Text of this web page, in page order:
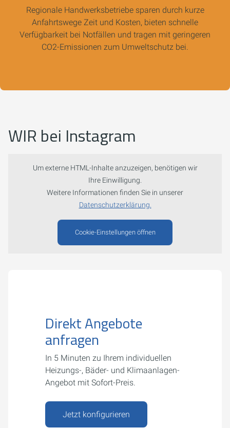
Regionale Handwerksbetriebe sparen durch kurze
Anfahrtswege Zeit und Kosten, bieten schnelle
Verfügbarkeit bei Notfällen und tragen mit geringeren
CO2-Emissionen zum Umweltschutz bei.
WIR bei Instagram
Um externe HTML-Inhalte anzuzeigen, benötigen wir
Ihre Einwilligung.
Weitere Informationen finden Sie in unserer
Datenschutzerklärung.
Cookie-Einstellungen öffnen
Direkt Angebote
anfragen
In 5 Minuten zu Ihrem individuellen
Heizungs-, Bäder- und Klimaanlagen-
Angebot mit Sofort-Preis.
Jetzt konfigurieren